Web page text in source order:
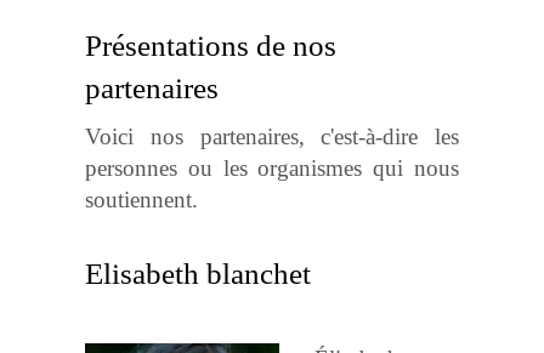
Présentations de nos
partenaires
Voici nos partenaires, c'est-à-dire les
personnes ou les organismes qui nous
soutiennent.
Elisabeth blanchet